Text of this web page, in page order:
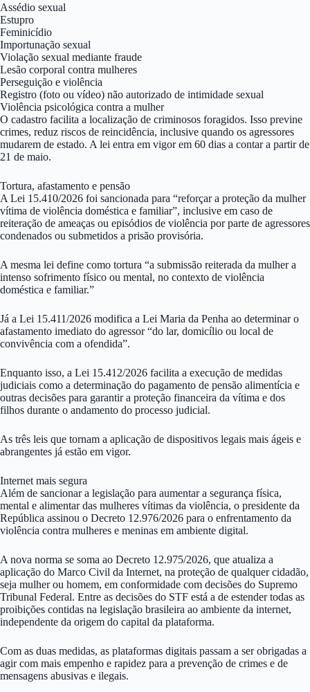
Assédio sexual
Estupro
Feminicídio
Importunação sexual
Violação sexual mediante fraude
Lesão corporal contra mulheres
Perseguição e violência
Registro (foto ou vídeo) não autorizado de intimidade sexual
Violência psicológica contra a mulher
O cadastro facilita a localização de criminosos foragidos. Isso previne
crimes, reduz riscos de reincidência, inclusive quando os agressores
mudarem de estado. A lei entra em vigor em 60 dias a contar a partir de
21 de maio.
Tortura, afastamento e pensão
A Lei 15.410/2026 foi sancionada para “reforçar a proteção da mulher
vítima de violência doméstica e familiar”, inclusive em caso de
reiteração de ameaças ou episódios de violência por parte de agressores
condenados ou submetidos a prisão provisória.
A mesma lei define como tortura “a submissão reiterada da mulher a
intenso sofrimento físico ou mental, no contexto de violência
doméstica e familiar.”
Já a Lei 15.411/2026 modifica a Lei Maria da Penha ao determinar o
afastamento imediato do agressor “do lar, domicílio ou local de
convivência com a ofendida”.
Enquanto isso, a Lei 15.412/2026 facilita a execução de medidas
judiciais como a determinação do pagamento de pensão alimentícia e
outras decisões para garantir a proteção financeira da vítima e dos
filhos durante o andamento do processo judicial.
As três leis que tornam a aplicação de dispositivos legais mais ágeis e
abrangentes já estão em vigor.
Internet mais segura
Além de sancionar a legislação para aumentar a segurança física,
mental e alimentar das mulheres vítimas da violência, o presidente da
República assinou o Decreto 12.976/2026 para o enfrentamento da
violência contra mulheres e meninas em ambiente digital.
A nova norma se soma ao Decreto 12.975/2026, que atualiza a
aplicação do Marco Civil da Internet, na proteção de qualquer cidadão,
seja mulher ou homem, em conformidade com decisões do Supremo
Tribunal Federal. Entre as decisões do STF está a de estender todas as
proibições contidas na legislação brasileira ao ambiente da internet,
independente da origem do capital da plataforma.
Com as duas medidas, as plataformas digitais passam a ser obrigadas a
agir com mais empenho e rapidez para a prevenção de crimes e de
mensagens abusivas e ilegais.